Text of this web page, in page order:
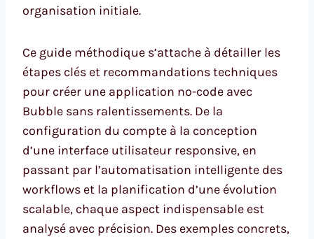
organisation initiale.
Ce guide méthodique s’attache à détailler les
étapes clés et recommandations techniques
pour créer une application no-code avec
Bubble sans ralentissements. De la
configuration du compte à la conception
d’une interface utilisateur responsive, en
passant par l’automatisation intelligente des
workflows et la planification d’une évolution
scalable, chaque aspect indispensable est
analysé avec précision. Des exemples concrets,